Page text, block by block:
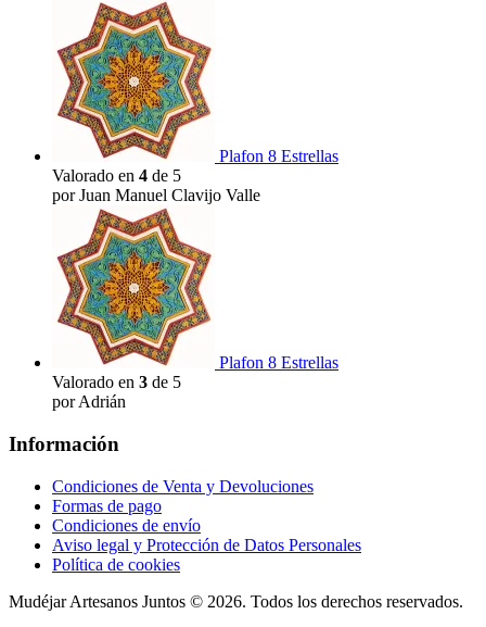
Plafon 8 Estrellas
Valorado en 4 de 5
por Juan Manuel Clavijo Valle
Plafon 8 Estrellas
Valorado en 3 de 5
por Adrián
Información
Condiciones de Venta y Devoluciones
Formas de pago
Condiciones de envío
Aviso legal y Protección de Datos Personales
Política de cookies
Mudéjar Artesanos Juntos © 2026. Todos los derechos reservados.